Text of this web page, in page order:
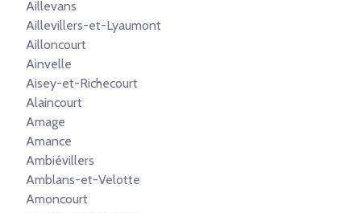
Aillevans
Aillevillers-et-Lyaumont
Ailloncourt
Ainvelle
Aisey-et-Richecourt
Alaincourt
Amage
Amance
Ambiévillers
Amblans-et-Velotte
Amoncourt